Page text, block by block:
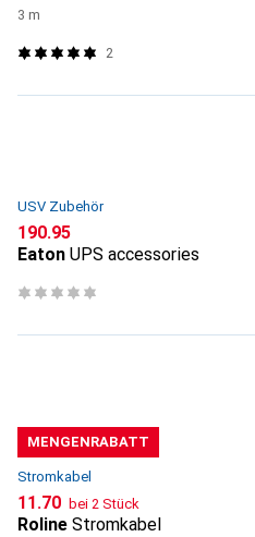
3 m
2
USV Zubehör
CHF
190.95
Eaton UPS accessories
MENGENRABATT
Stromkabel
CHF
11.70 bei 2 Stück
Roline Stromkabel